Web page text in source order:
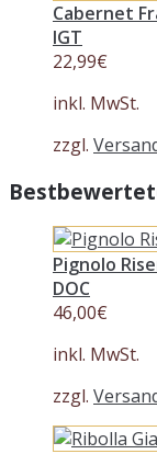
Cabernet
IGT
22,99€
inkl. MwSt.
zzgl.
Pignolo
DOC
46,00€
inkl. MwSt.
zzgl.